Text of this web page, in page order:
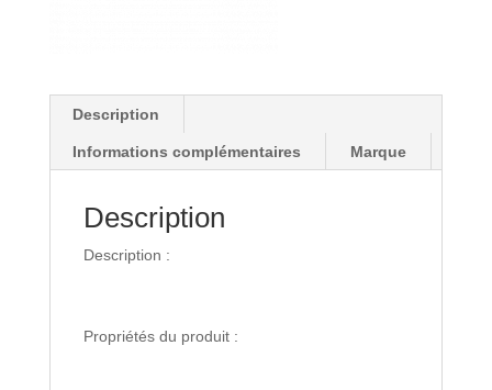
Description
Informations complémentaires Marque
Description
Description :
Propriétés du produit :